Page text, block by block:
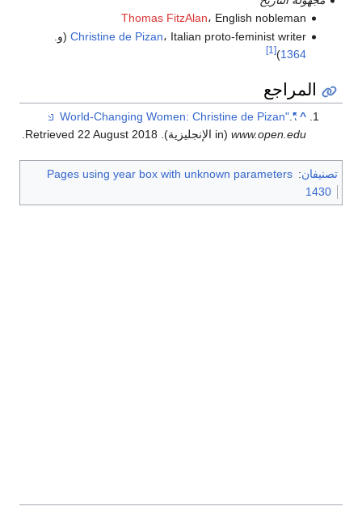
Thomas FitzAlan، English nobleman
Christine de Pizan، Italian proto-feminist writer (و.
1364
)
[1]
المراجع
^
"World-Changing Women: Christine de Pizan"
.
www.open.edu(in الإنجليزية) . Retrieved
22 August 2018
.
تصنيفان:
Pages using year box with unknown parameters
1430